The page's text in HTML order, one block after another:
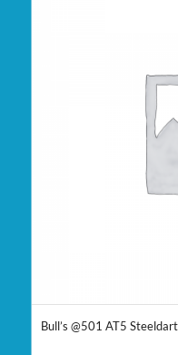
Bull’s @501 AT5